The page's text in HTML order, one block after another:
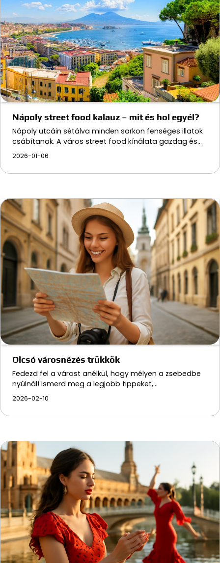
Nápoly street food kalauz – mit és hol egyél?
Nápoly utcáin sétálva minden sarkon fenséges illatok
csábítanak. A város street food kínálata gazdag és…
2026-01-06
Olcsó városnézés trükkök
Fedezd fel a várost anélkül, hogy mélyen a zsebedbe
nyúlnál! Ismerd meg a legjobb tippeket,…
2026-02-10